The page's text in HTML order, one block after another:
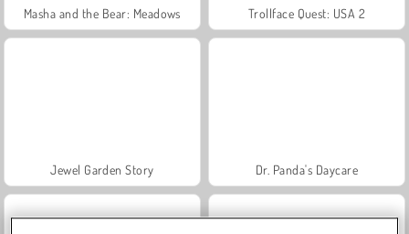
Masha and the Bear: Meadows Trollface Quest: USA 2
Jewel Garden Story Dr. Panda's Daycare